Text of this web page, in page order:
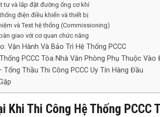
tư và lắp đặt đường ống cơ khí
điện điều khiển và thiết bị
và Test hệ thống (Commissioning)
giao với cơ quan chức năng
Vận Hành Và Bảo Trì Hệ Thống PCCC
PCCC Tòa Nhà Văn Phòng Phụ Thuộc Vào
Thầu Thi Công PCCC Uy Tín Hàng Đầu
Khi Thi Công Hệ Thống PCCC